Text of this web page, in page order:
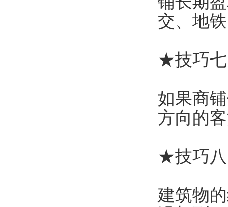
交、地
★技巧
如果商
方向的
★技巧
建筑物